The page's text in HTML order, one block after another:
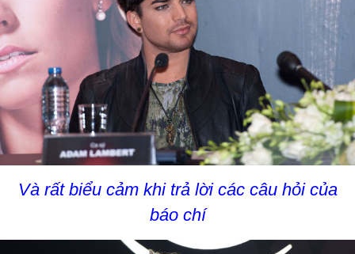
Và rất biểu cảm khi trả lời các câu hỏi của
báo chí